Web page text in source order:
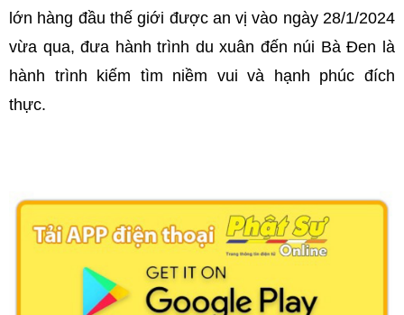
lớn hàng đầu thế giới được an vị vào ngày 28/1/2024
vừa qua, đưa hành trình du xuân đến núi Bà Đen là
hành trình kiếm tìm niềm vui và hạnh phúc đích
thực.